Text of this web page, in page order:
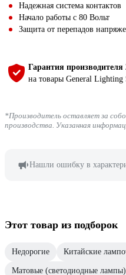
Надежная система контактов
Начало работы с 80 Вольт
Защита от перепадов
Гарантия производителя
на товары General Lighting
*Производитель оставляет за
производства. Указанная
Нашли ошибку в
Этот товар из подборок
Недорогие Китайские
Матовые (светодиодные лампы)